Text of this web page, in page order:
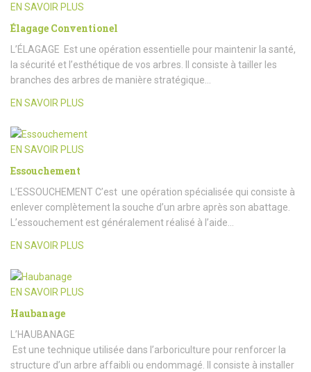
EN SAVOIR PLUS
Élagage Conventionel
L’ÉLAGAGE Est une opération essentielle pour maintenir la santé,
la sécurité et l’esthétique de vos arbres. Il consiste à tailler les
branches des arbres de manière stratégique…
EN SAVOIR PLUS
EN SAVOIR PLUS
Essouchement
L’ESSOUCHEMENT C’est une opération spécialisée qui consiste à
enlever complètement la souche d’un arbre après son abattage.
L’essouchement est généralement réalisé à l’aide…
EN SAVOIR PLUS
EN SAVOIR PLUS
Haubanage
L’HAUBANAGE
Est une technique utilisée dans l’arboriculture pour renforcer la
structure d’un arbre affaibli ou endommagé. Il consiste à installer